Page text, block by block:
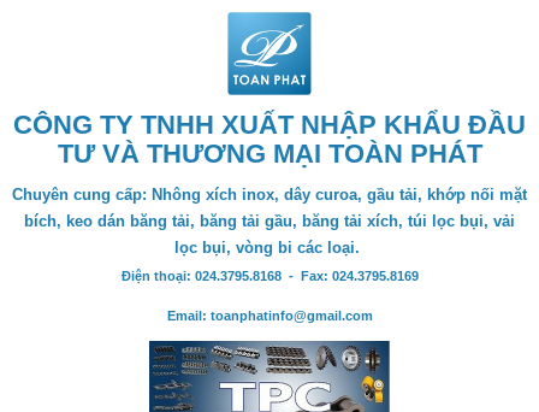
CÔNG TY TNHH XUẤT NHẬP KHẨU ĐẦU
TƯ VÀ THƯƠNG MẠI TOÀN PHÁT
Chuyên cung cấp: Nhông xích inox, dây curoa, gầu tải, khớp nối mặt
bích, keo dán băng tải, băng tải gầu, băng tải xích, túi lọc bụi, vải
lọc bụi, vòng bi các loại.
Điện thoại: 024.3795.8168 - Fax: 024.3795.8169
Email: toanphatinfo@gmail.com